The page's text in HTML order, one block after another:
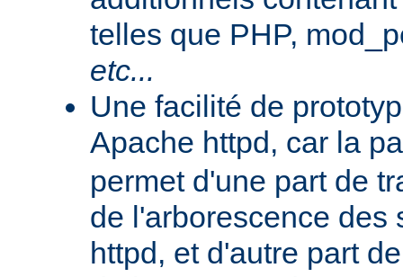
telles que PHP,
etc...
Une facilité de
Apache httpd, car la
permet d'une part de
de l'arborescence des
httpd, et d'autre part